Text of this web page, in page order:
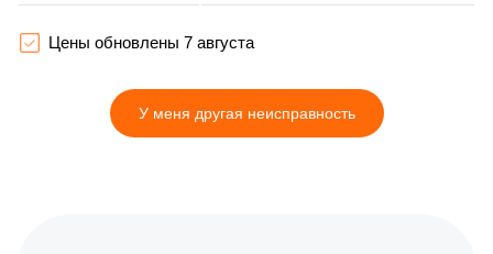
Цены обновлены 7 августа
У меня другая неисправность